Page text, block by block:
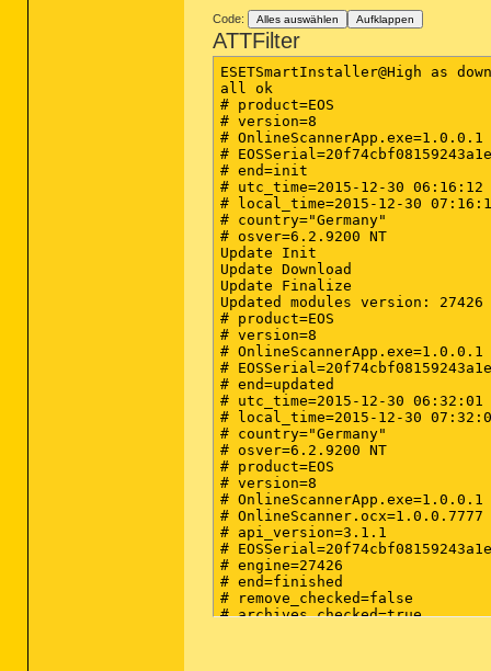
(keine bösartigen Elemente
Registrierungsschlüssel: 0
(keine bösartigen Elemente
Registrierungswerte: 0
(keine bösartigen Elemente
Registrierungsdaten: 0
(keine bösartigen Elemente
Ordner: 0
(keine bösartigen Elemente
Dateien: 0
(keine bösartigen Elemente
Physische Sektoren: 0
(keine bösartigen Elemente
(end)
Code: Alles auswählen Aufklappen
ATTFilter
ESETSmartInstaller@High as
all ok
# product=EOS
# version=8
# OnlineScannerApp.exe=1.0.0.1
#
# end=init
# utc_time=2015-12-30 06:16:12
# local_time=2015-12-30
# country="Germany"
# osver=6.2.9200 NT
Update Init
Update Download
Update Finalize
Updated modules version: 27426
# product=EOS
# version=8
# OnlineScannerApp.exe=1.0.0.1
#
# end=updated
# utc_time=2015-12-30 06:32:01
# local_time=2015-12-30
# country="Germany"
# osver=6.2.9200 NT
# product=EOS
# version=8
# OnlineScannerApp.exe=1.0.0.1
# OnlineScanner.ocx=1.0.0.7777
# api_version=3.1.1
#
# engine=27426
# end=finished
# remove_checked=false
# archives_checked=true